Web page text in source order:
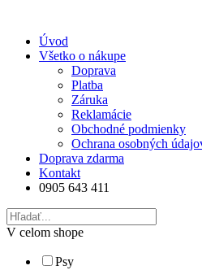
Úvod
Všetko o nákupe
Doprava
Platba
Záruka
Reklamácie
Obchodné podmienky
Ochrana osobných
Doprava zdarma
Kontakt
0905 643 411
V celom shope
Psy